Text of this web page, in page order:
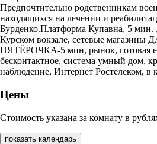
Предпочтительно родственникам
находящихся на лечении и
Бурденко.Платформа Купавна, 5 мин.
Курском вокзале, сетевые
ПЯТËРОЧКА-5 мин, рынок, готовая
бесконтактное, система умный дом,
наблюдение, Интернет Ростелеком, в
Цены
Стоимость указана за комнату в
показать календарь